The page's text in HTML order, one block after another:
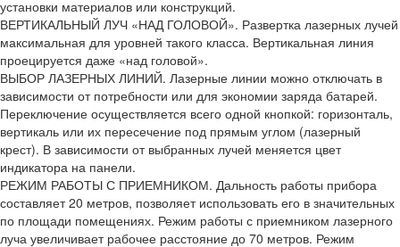
установки материалов или конструкций.
ВЕРТИКАЛЬНЫЙ ЛУЧ «НАД ГОЛОВОЙ». Развертка лазерных лучей
максимальная для уровней такого класса. Вертикальная линия
проецируется даже «над головой».
ВЫБОР ЛАЗЕРНЫХ ЛИНИЙ. Лазерные линии можно отключать в
зависимости от потребности или для экономии заряда батарей.
Переключение осуществляется всего одной кнопкой: горизонталь,
вертикаль или их пересечение под прямым углом (лазерный
крест). В зависимости от выбранных лучей меняется цвет
индикатора на панели.
РЕЖИМ РАБОТЫ С ПРИЕМНИКОМ. Дальность работы прибора
составляет 20 метров, позволяет использовать его в значительных
по площади помещениях. Режим работы с приемником лазерного
луча увеличивает рабочее расстояние до 70 метров. Режим